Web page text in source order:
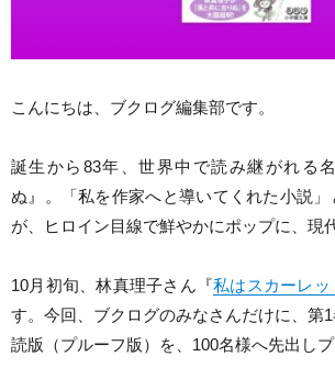
こんにちは、ブクログ編集部です。
誕生から83年、世界中で読み継がれる
ぬ』。「私を作家へと導いてくれた小説
が、ヒロイン目線で鮮やかにポップに、
10月初旬、林真理子さん『私はスカーレッ
す。今回、ブクログのみなさんだけに、第
読版（プルーフ版）を、100名様へ先出しプ